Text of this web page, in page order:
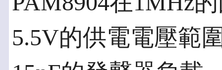
5.5V的供電電壓範